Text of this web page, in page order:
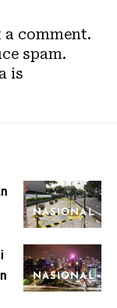
comment.
spam.
is
NASIONAL
NASIONAL